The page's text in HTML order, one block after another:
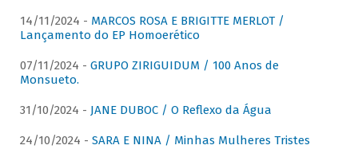
14/11/2024 - MARCOS ROSA E BRIGITTE MERLOT /
Lançamento do EP Homoerético
07/11/2024 - GRUPO ZIRIGUIDUM / 100 Anos de
Monsueto.
31/10/2024 - JANE DUBOC / O Reflexo da Água
24/10/2024 - SARA E NINA / Minhas Mulheres Tristes